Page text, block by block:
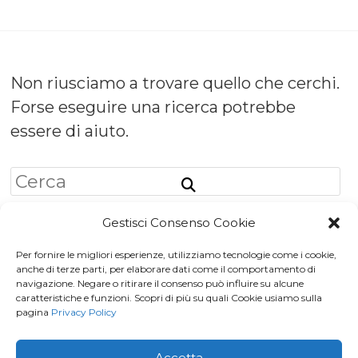
Gestisci Consenso Cookie
Per fornire le migliori esperienze, utilizziamo tecnologie come i cookie,
anche di terze parti, per elaborare dati come il comportamento di
navigazione. Negare o ritirare il consenso può influire su alcune
caratteristiche e funzioni. Scopri di più su quali Cookie usiamo sulla
pagina Privacy Policy
Non riusciamo a trovare quello che cerchi.
Forse eseguire una ricerca potrebbe
essere di aiuto.
Iscriviti aMacondo Post, la
Newsletter di BuendiaBooks
La voglio!